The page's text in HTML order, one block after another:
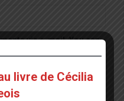
via e-mail. You can
livre de Cécilia